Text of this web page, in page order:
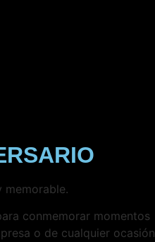
memorable.
conmemorar momentos
o de cualquier ocasión